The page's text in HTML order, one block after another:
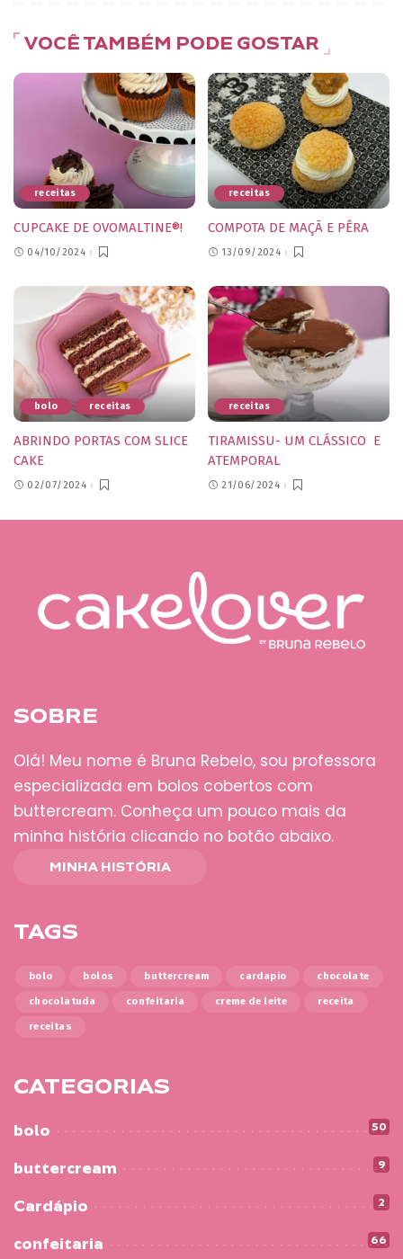
VOCÊ TAMBÉM PODE GOSTAR
receitas
CUPCAKE DE OVOMALTINE®!
04/10/2024
receitas
COMPOTA DE MAÇÃ E PÊRA
13/09/2024
bolo receitas
ABRINDO PORTAS COM SLICE
CAKE
02/07/2024
receitas
TIRAMISSU- UM CLÁSSICO E
ATEMPORAL
21/06/2024
SOBRE
Olá! Meu nome é Bruna Rebelo, sou professora
especializada em bolos cobertos com
buttercream. Conheça um pouco mais da
minha história clicando no botão abaixo.
MINHA HISTÓRIA
TAGS
bolo bolos buttercream cardapio chocolate
chocolatuda confeitaria creme de leite receita
receitas
CATEGORIAS
bolo 50
buttercream 9
Cardápio 2
confeitaria 66